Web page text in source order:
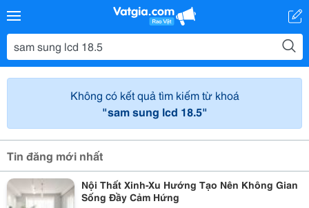
Không có kết quả tìm kiếm từ khoá
"sam sung lcd 18.5"
Tin đăng mới nhất
Nội Thất Xinh-Xu Hướng Tạo Nên Không Gian
Sống Đầy Cảm Hứng